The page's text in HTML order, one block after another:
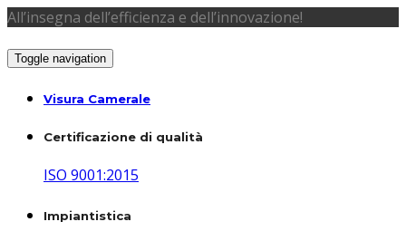
All’insegna dell’efficienza e dell’innovazione!
Toggle navigation
Visura Camerale
Certificazione di qualità
ISO 9001:2015
Impiantistica